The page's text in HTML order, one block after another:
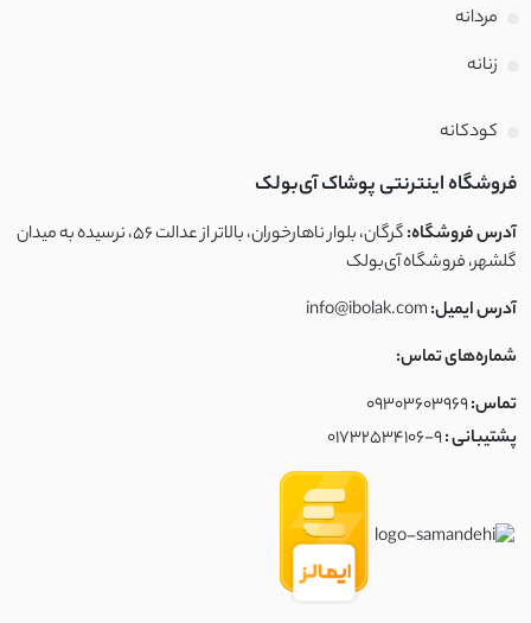
مردانه
زنانه
کودکانه
فروشگاه اینترنتی پوشاک آی‌بولک
آدرس فروشگاه:
گرگان، بلوار ناهارخوران، بالاتر از عدالت ۵۶، نرسیده به میدان
گلشهر، فروشگاه آی‌بولک
آدرس ایمیل:info@ibolak.com
شماره‌های تماس:
تماس:09303603969
پشتیبانی :01732534106-9